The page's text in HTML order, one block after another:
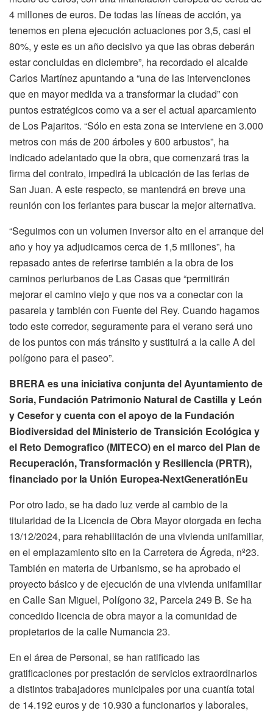
4 millones de euros. De todas las líneas de acción, ya
tenemos en plena ejecución actuaciones por 3,5, casi el
80%, y este es un año decisivo ya que las obras deberán
estar concluidas en diciembre”, ha recordado el alcalde
Carlos Martínez apuntando a “una de las intervenciones
que en mayor medida va a transformar la ciudad” con
puntos estratégicos como va a ser el actual aparcamiento
de Los Pajaritos. “Sólo en esta zona se interviene en 3.000
metros con más de 200 árboles y 600 arbustos”, ha
indicado adelantado que la obra, que comenzará tras la
firma del contrato, impedirá la ubicación de las ferias de
San Juan. A este respecto, se mantendrá en breve una
reunión con los feriantes para buscar la mejor alternativa.
“Seguimos con un volumen inversor alto en el arranque del
año y hoy ya adjudicamos cerca de 1,5 millones”, ha
repasado antes de referirse también a la obra de los
caminos periurbanos de Las Casas que “permitirán
mejorar el camino viejo y que nos va a conectar con la
pasarela y también con Fuente del Rey. Cuando hagamos
todo este corredor, seguramente para el verano será uno
de los puntos con más tránsito y sustituirá a la calle A del
polígono para el paseo”.
BRERA es una iniciativa conjunta del Ayuntamiento de
Soria, Fundación Patrimonio Natural de Castilla y León
y Cesefor y cuenta con el apoyo de la Fundación
Biodiversidad del Ministerio de Transición Ecológica y
el Reto Demografico (MITECO) en el marco del Plan de
Recuperación, Transformación y Resiliencia (PRTR),
financiado por la Unión Europea-NextGeneratiónEu
Por otro lado, se ha dado luz verde al cambio de la
titularidad de la Licencia de Obra Mayor otorgada en fecha
13/12/2024, para rehabilitación de una vivienda unifamiliar,
en el emplazamiento sito en la Carretera de Ágreda, nº23.
También en materia de Urbanismo, se ha aprobado el
proyecto básico y de ejecución de una vivienda unifamiliar
en Calle San Miguel, Polígono 32, Parcela 249 B. Se ha
concedido licencia de obra mayor a la comunidad de
propietarios de la calle Numancia 23.
En el área de Personal, se han ratificado las
gratificaciones por prestación de servicios extraordinarios
a distintos trabajadores municipales por una cuantía total
de 14.192 euros y de 10.930 a funcionarios y laborales,